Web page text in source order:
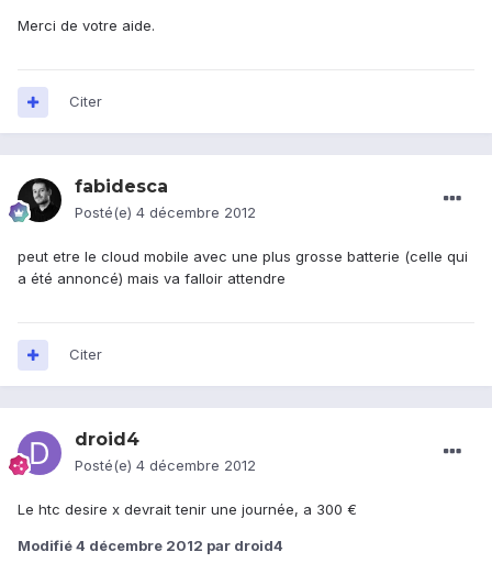
Merci de votre aide.
Citer
fabidesca
Posté(e) 4 décembre 2012
peut etre le cloud mobile avec une plus grosse batterie (celle qui
a été annoncé) mais va falloir attendre
Citer
droid4
Posté(e) 4 décembre 2012
Le htc desire x devrait tenir une journée, a 300 €
Modifié4 décembre 2012 par droid4